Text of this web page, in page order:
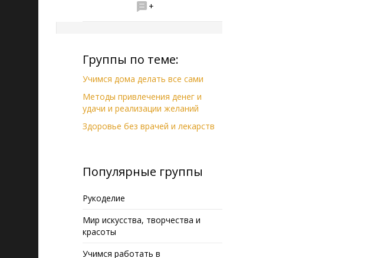
+
Группы по теме:
Учимся дома делать все сами
Методы привлечения денег и
удачи и реализации желаний
Здоровье без врачей и лекарств
Популярные группы
Рукоделие
Мир искусства, творчества и
красоты
Учимся работать в